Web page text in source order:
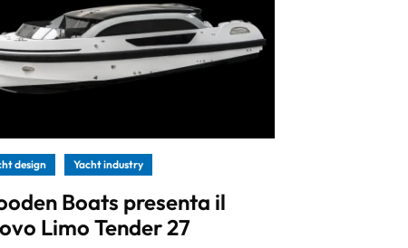
design Yacht industry
Boats presenta il
Limo Tender 27